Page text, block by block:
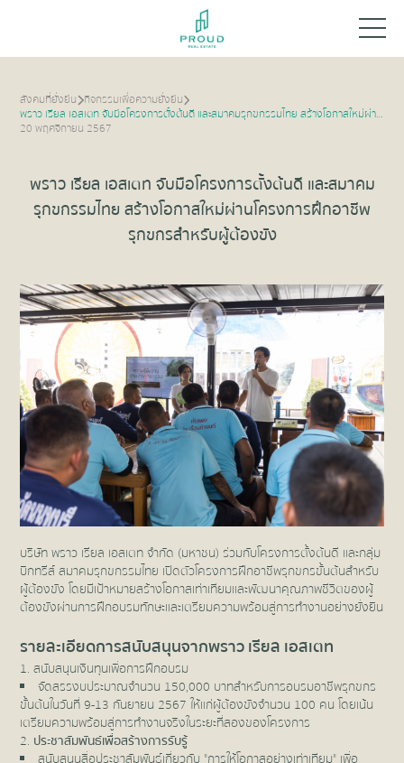
สังคมที่ยั่งยืน กิจกรรมเพื่อความยั่งยืน
พราว เรียล เอสเตท จับมือโครงการตั้งต้นดี และสมาคมรุกขกรรมไทย สร้างโอกาสใหม่ผ่านโครงการฝึกอาชีพรุกขกรสำหรับผู้ต้องขัง
20 พฤศจิกายน 2567
พราว เรียล เอสเตท จับมือโครงการตั้งต้นดี และสมาคม
รุกขกรรมไทย สร้างโอกาสใหม่ผ่านโครงการฝึกอาชีพ
รุกขกรสำหรับผู้ต้องขัง
บริษัท พราว เรียล เอสเตท จำกัด (มหาชน) ร่วมกับโครงการตั้งต้นดี และกลุ่ม
บิกทรีส์ สมาคมรุกขกรรมไทย เปิดตัวโครงการฝึกอาชีพรุกขกรขั้นต้นสำหรับ
ผู้ต้องขัง โดยมีเป้าหมายสร้างโอกาสเท่าเทียมและพัฒนาคุณภาพชีวิตของผู้
ต้องขังผ่านการฝึกอบรมทักษะและเตรียมความพร้อมสู่การทำงานอย่างยั่งยืน
รายละเอียดการสนับสนุนจากพราว เรียล เอสเตท
สนับสนุนเงินทุนเพื่อการฝึกอบรม
จัดสรรงบประมาณจำนวน 150,000 บาทสำหรับการอบรมอาชีพรุกขกร
ขั้นต้นในวันที่ 9-13 กันยายน 2567 ให้แก่ผู้ต้องขังจำนวน 100 คน โดยเน้น
เตรียมความพร้อมสู่การทำงานจริงในระยะที่สองของโครงการ
ประชาสัมพันธ์เพื่อสร้างการรับรู้